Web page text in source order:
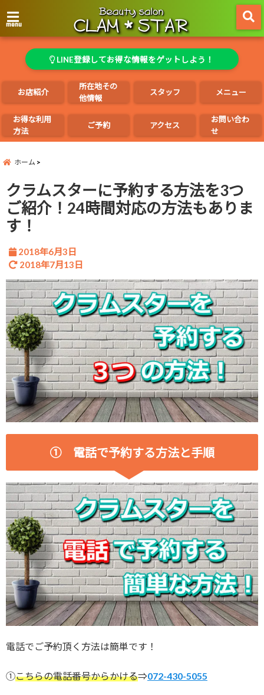
menu
LINE登録してお得な情報をゲットしよう！
お店紹介
所在地その
他情報
スタッフ メニュー
お得な利用
方法
ご予約 アクセス
お問い合わ
せ
ホーム
クラムスターに予約する方法を3つ
ご紹介！24時間対応の方法もありま
す！
2018年6月3日
2018年7月13日
① 電話で予約する方法と手順
電話でご予約頂く方法は簡単です！
①こちらの電話番号からかける⇒072-430-5055